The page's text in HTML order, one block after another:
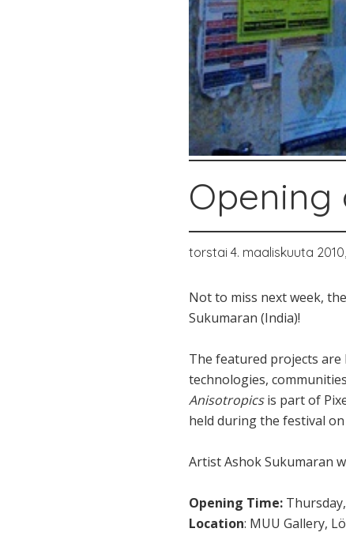
Opening
torstai 4. maaliskuuta 2010,
Not to miss next week,
Sukumaran (India)!
The featured projects
technologies,
Anisotropicsis part of
held during the festival on
Artist Ashok Sukumaran
Opening Time:
Location: MUU Gallery,